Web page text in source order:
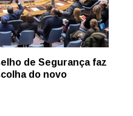
de Segurança faz
do novo